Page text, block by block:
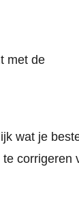
met de
wat je
corrigeren